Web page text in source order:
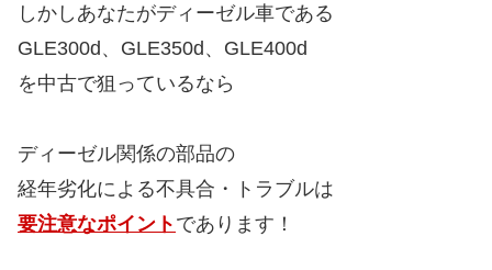
しかしあなたがディーゼル車である
GLE300d、GLE350d、GLE400d
を中古で狙っているなら
ディーゼル関係の部品の
経年劣化による不具合・トラブルは
要注意なポイント であります！